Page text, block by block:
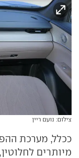
צילום: נועם ריין
ככלל, מערכת
מיותרים